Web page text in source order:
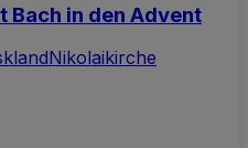
Bach in den Advent
Nikolaikirche